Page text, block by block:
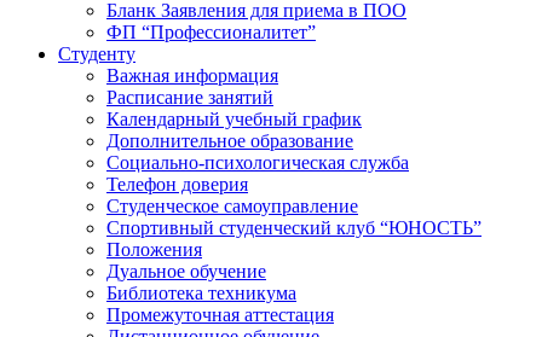
Бланк Заявления для приема в ПОО
ФП “Профессионалитет”
Студенту
Важная информация
Расписание занятий
Календарный учебный график
Дополнительное образование
Социально-психологическая служба
Телефон доверия
Студенческое самоуправление
Спортивный студенческий клуб “ЮНОСТЬ”
Положения
Дуальное обучение
Библиотека техникума
Промежуточная аттестация